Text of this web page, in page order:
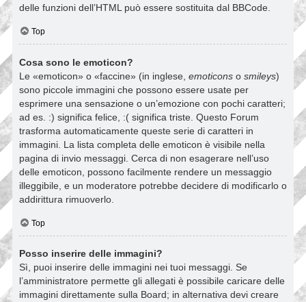
delle funzioni dell’HTML può essere sostituita dal BBCode.
Top
Cosa sono le emoticon?
Le «emoticon» o «faccine» (in inglese, emoticons o smileys)
sono piccole immagini che possono essere usate per
esprimere una sensazione o un’emozione con pochi caratteri;
ad es. :) significa felice, :( significa triste. Questo Forum
trasforma automaticamente queste serie di caratteri in
immagini. La lista completa delle emoticon è visibile nella
pagina di invio messaggi. Cerca di non esagerare nell’uso
delle emoticon, possono facilmente rendere un messaggio
illeggibile, e un moderatore potrebbe decidere di modificarlo o
addirittura rimuoverlo.
Top
Posso inserire delle immagini?
Sì, puoi inserire delle immagini nei tuoi messaggi. Se
l’amministratore permette gli allegati è possibile caricare delle
immagini direttamente sulla Board; in alternativa devi creare